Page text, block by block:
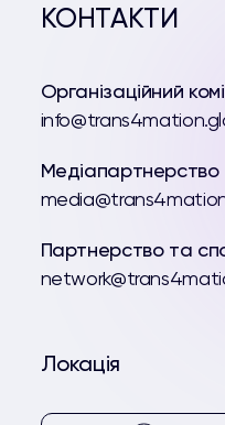
КОНТАКТИ
Організаційний
Медіапартнерство
Партнерство та
Локація